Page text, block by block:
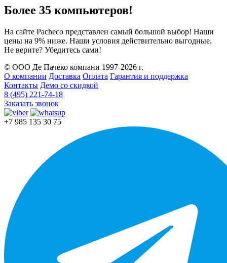
Более 35 компьютеров!
На сайте Pacheco представлен самый большой выбор! Наши
цены на 9% ниже. Наши условия действительно выгодные.
Не верите? Убедитесь сами!
© ООО Де Пачеко компани 1997-2026 г.
О компании Доставка Оплата Гарантия и поддержка
Контакты Демо со скидкой
8 (495) 221-74-18
Заказать звонок
+7 985 135 30 75